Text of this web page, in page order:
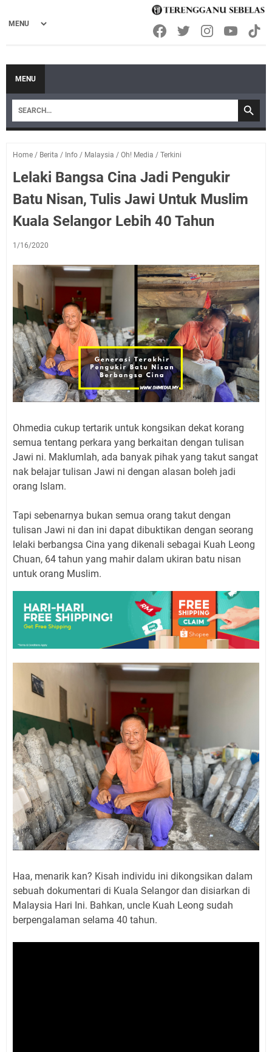
MENU
Home / Berita / Info / Malaysia / Oh! Media / Terkini
Lelaki Bangsa Cina Jadi Pengukir
Batu Nisan, Tulis Jawi Untuk Muslim
Kuala Selangor Lebih 40 Tahun
1/16/2020
Ohmedia cukup tertarik untuk kongsikan dekat korang
semua tentang perkara yang berkaitan dengan tulisan
Jawi ni. Maklumlah, ada banyak pihak yang takut sangat
nak belajar tulisan Jawi ni dengan alasan boleh jadi
orang Islam.
Tapi sebenarnya bukan semua orang takut dengan
tulisan Jawi ni dan ini dapat dibuktikan dengan seorang
lelaki berbangsa Cina yang dikenali sebagai Kuah Leong
Chuan, 64 tahun yang mahir dalam ukiran batu nisan
untuk orang Muslim.
Haa, menarik kan? Kisah individu ini dikongsikan dalam
sebuah dokumentari di Kuala Selangor dan disiarkan di
Malaysia Hari Ini. Bahkan, uncle Kuah Leong sudah
berpengalaman selama 40 tahun.